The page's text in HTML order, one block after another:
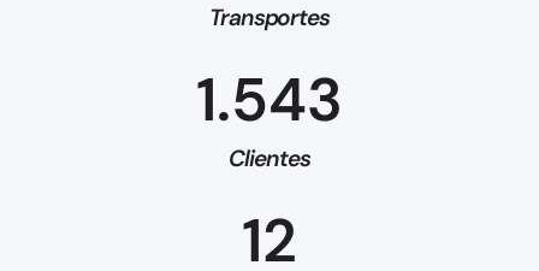
Transportes
Clientes
1.543
12